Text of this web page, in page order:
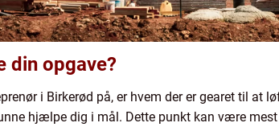
din opgave?
i Birkerød på, er hvem der er gearet til at
hjælpe dig i mål. Dette punkt kan være